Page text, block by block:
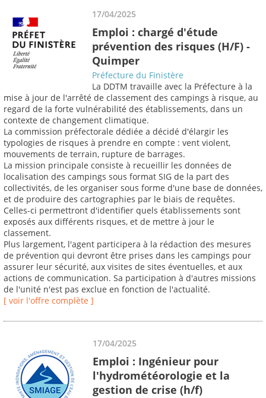
17/04/2025
Emploi : chargé d'étude
prévention des risques (H/F) -
Quimper
Préfecture du Finistère
La DDTM travaille avec la Préfecture à la
mise à jour de l'arrêté de classement des campings à risque, au
regard de la forte vulnérabilité des établissements, dans un
contexte de changement climatique.
La commission préfectorale dédiée a décidé d'élargir les
typologies de risques à prendre en compte : vent violent,
mouvements de terrain, rupture de barrages.
La mission principale consiste à recueillir les données de
localisation des campings sous format SIG de la part des
collectivités, de les organiser sous forme d'une base de données,
et de produire des cartographies par le biais de requêtes.
Celles-ci permettront d'identifier quels établissements sont
exposés aux différents risques, et de mettre à jour le
classement.
Plus largement, l'agent participera à la rédaction des mesures
de prévention qui devront être prises dans les campings pour
assurer leur sécurité, aux visites de sites éventuelles, et aux
actions de communication. Sa participation à d'autres missions
de l'unité n'est pas exclue en fonction de l'actualité.
[ voir l'offre complète ]
17/04/2025
Emploi : Ingénieur pour
l'hydrométéorologie et la
gestion de crise (h/f)